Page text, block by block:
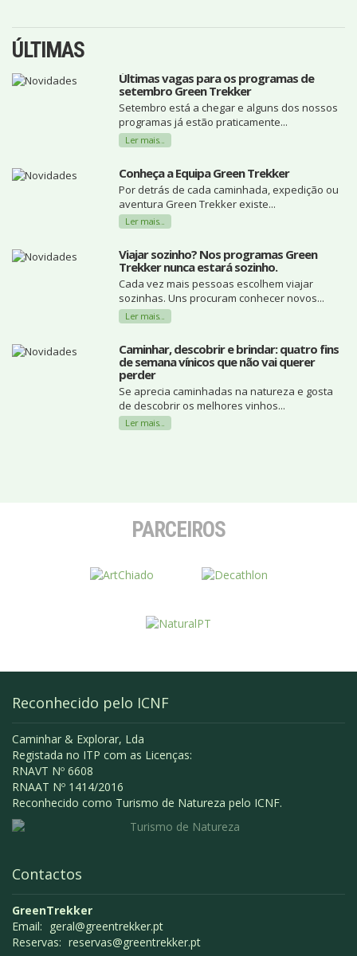
ÚLTIMAS
Últimas vagas para os programas de
setembro Green Trekker
Setembro está a chegar e alguns dos nossos
programas já estão praticamente...
Ler mais...
Conheça a Equipa Green Trekker
Por detrás de cada caminhada, expedição ou
aventura Green Trekker existe...
Ler mais...
Viajar sozinho? Nos programas Green
Trekker nunca estará sozinho.
Cada vez mais pessoas escolhem viajar
sozinhas. Uns procuram conhecer novos...
Ler mais...
Caminhar, descobrir e brindar: quatro fins
de semana vínicos que não vai querer
perder
Se aprecia caminhadas na natureza e gosta
de descobrir os melhores vinhos...
Ler mais...
PARCEIROS
Reconhecido pelo ICNF
Caminhar & Explorar, Lda
Registada no ITP com as Licenças:
RNAVT Nº 6608
RNAAT Nº 1414/2016
Reconhecido como Turismo de Natureza pelo ICNF.
Contactos
GreenTrekker
Email: geral@greentrekker.pt
Reservas: reservas@greentrekker.pt